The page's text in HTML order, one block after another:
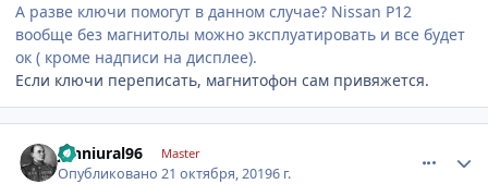
А разве ключи помогут в данном случае? Nissan P12
вообще без магнитолы можно эксплуатировать и все будет
ок ( кроме надписи на дисплее).
Если ключи переписать, магнитофон сам привяжется.
jonniural96 Master
Опубликовано21 октября, 20196 г.